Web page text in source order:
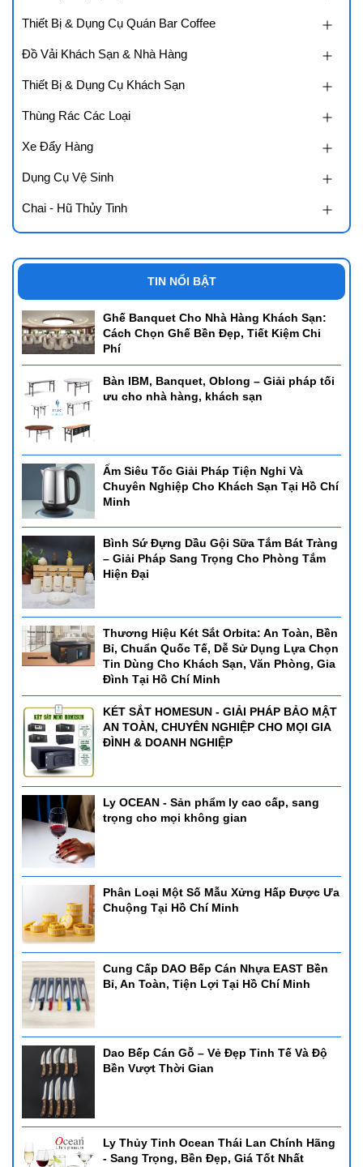
Thiết Bị & Dụng Cụ Quán Bar Coffee
Đồ Vải Khách Sạn & Nhà Hàng
Thiết Bị & Dụng Cụ Khách Sạn
Thùng Rác Các Loại
Xe Đẩy Hàng
Dụng Cụ Vệ Sinh
Chai - Hũ Thủy Tinh
TIN NỔI BẬT
Ghế Banquet Cho Nhà Hàng Khách Sạn:
Cách Chọn Ghế Bền Đẹp, Tiết Kiệm Chi
Phí
Bàn IBM, Banquet, Oblong – Giải pháp tối
ưu cho nhà hàng, khách sạn
Ấm Siêu Tốc Giải Pháp Tiện Nghi Và
Chuyên Nghiệp Cho Khách Sạn Tại Hồ Chí
Minh
Bình Sứ Đựng Dầu Gội Sữa Tắm Bát Tràng
– Giải Pháp Sang Trọng Cho Phòng Tắm
Hiện Đại
Thương Hiệu Két Sắt Orbita: An Toàn, Bền
Bỉ, Chuẩn Quốc Tế, Dễ Sử Dụng Lựa Chọn
Tin Dùng Cho Khách Sạn, Văn Phòng, Gia
Đình Tại Hồ Chí Minh
KÉT SẮT HOMESUN - GIẢI PHÁP BẢO MẬT
AN TOÀN, CHUYÊN NGHIỆP CHO MỌI GIA
ĐÌNH & DOANH NGHIỆP
Ly OCEAN - Sản phẩm ly cao cấp, sang
trọng cho mọi không gian
Phân Loại Một Số Mẫu Xửng Hấp Được Ưa
Chuộng Tại Hồ Chí Minh
Cung Cấp DAO Bếp Cán Nhựa EAST Bền
Bỉ, An Toàn, Tiện Lợi Tại Hồ Chí Minh
Dao Bếp Cán Gỗ – Vẻ Đẹp Tinh Tế Và Độ
Bền Vượt Thời Gian
Ly Thủy Tinh Ocean Thái Lan Chính Hãng
- Sang Trọng, Bền Đẹp, Giá Tốt Nhất